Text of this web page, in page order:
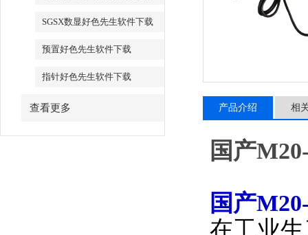
试电动好色先生软件下载
SGSX数显好色先生软件下载
_SGTS数显好色先生软件下载
预置好色先生软件下载
指针好色先生软件下载
查看更多 产品介绍 相
国产
国产
在工业生产